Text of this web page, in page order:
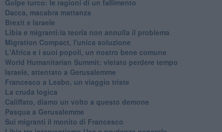
Golpe turco: le ragioni di un fallimento
Dacca, macabra mattanza
Brexit e Israele
Libia e migranti:la teoria non annulla il problema
Migration Compact, l'unica soluzione
L'Africa e i suoi popoli, un nostro bene comune
World Humanitarian Summit: vietato perdere tempo
Israele, attentato a Gerusalemme
Francesco a Lesbo, un viaggio triste
La cruda logica
Califfato, diamo un volto a questo demone
Pasqua a Gerusalemme
Sui migranti il monito di Francesco